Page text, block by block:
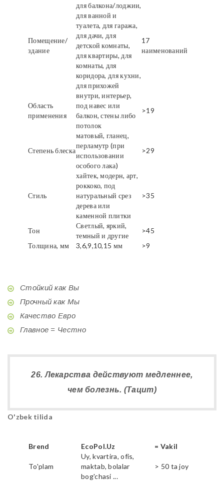
Помещение/
здание
для балкона/лоджии,
для ванной и
туалета, для гаража,
для дачи, для
детской комнаты,
для квартиры, для
комнаты, для
коридора, для кухни,
для прихожей
17
наименований
Область
применения
внутри, интерьер,
под навес или
балкон, стены либо
потолок
>19
Степень блеска
матовый, гланец,
перламутр (при
использовании
особого лака)
>29
Стиль
хайтек, модерн, арт,
роккоко, под
натуральный срез
дерева или
каменной плитки
>35
Тон
Светлый, яркий,
темный и другие
>45
Толщина, мм
3,6,9,10,15 мм >9
Стойкий как Вы
Прочный как Мы
Качество Евро
Главное = Честно
26. Лекарства действуют медленнее,
чем болезнь. (Тацит)
O'zbek tilida
Brend EcoPol.Uz = Vakil
To'plam
Uy, kvartira, ofis,
maktab, bolalar
bog'chasi ...
> 50 ta joy